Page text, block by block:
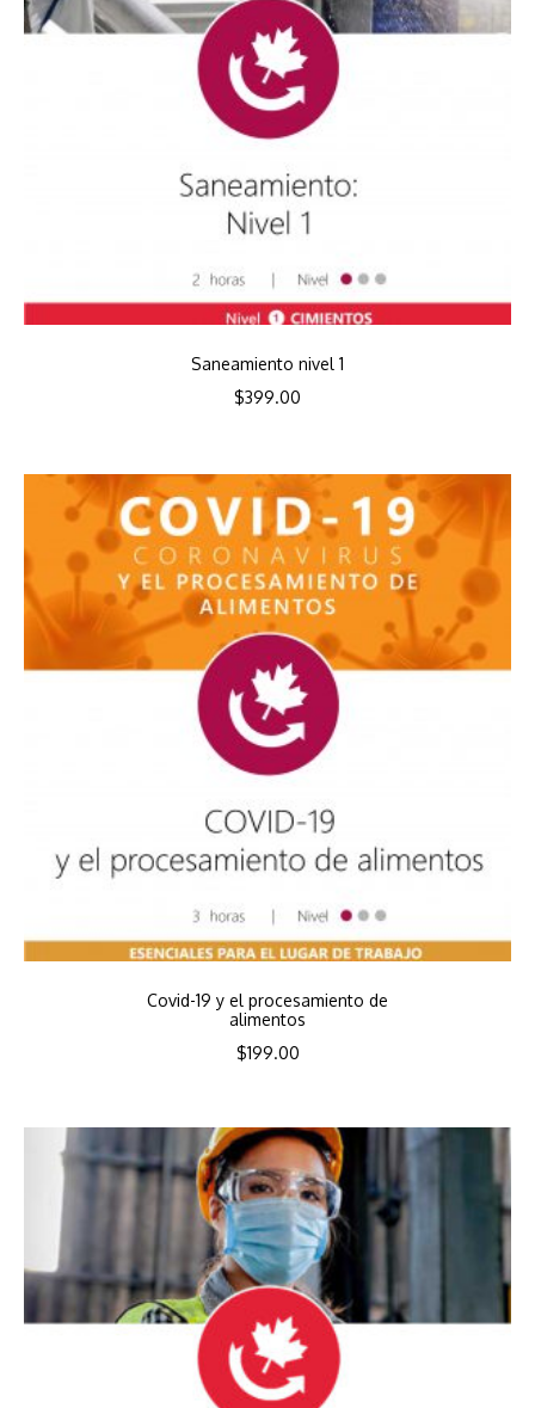
Saneamiento nivel 1
$399.00
Covid-19 y el procesamiento de
alimentos
$199.00